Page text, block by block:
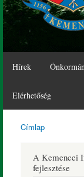
Hírek
Elérhetőség
Kemence
Község
Honlapja
Címlap
A Kemencei
fejlesztése